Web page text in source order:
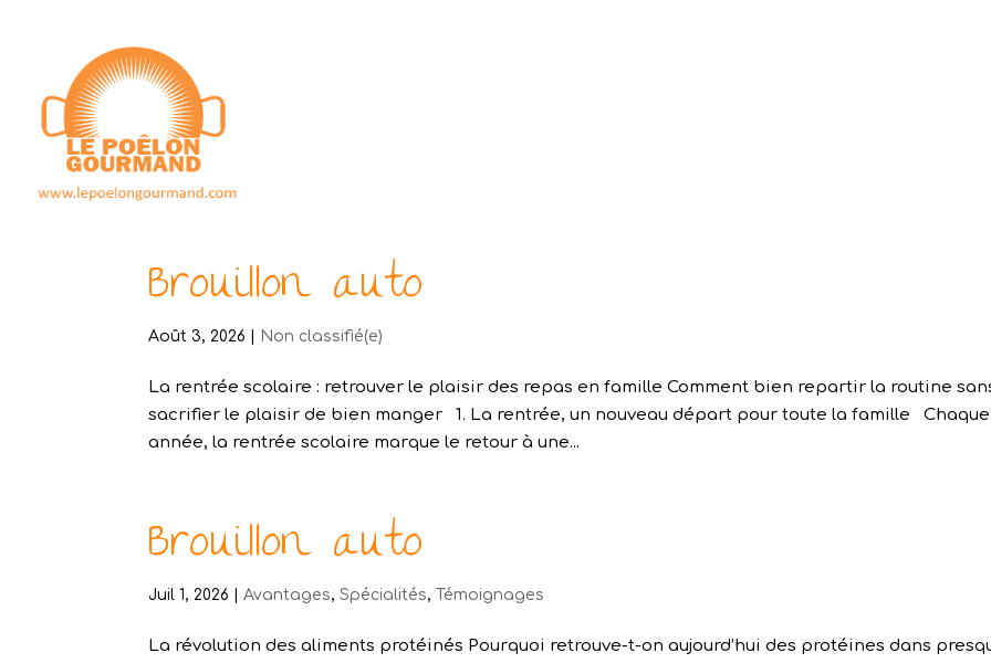
Brouillon auto
Août 3, 2026 Non classifié(e)
La rentrée scolaire : retrouver le plaisir des repas en famille Comment bien repartir la routine
sacrifier le plaisir de bien manger 1. La rentrée, un nouveau départ pour toute la famille Chaque
année, la rentrée scolaire marque le retour à une...
Brouillon auto
Juil 1, 2026 |Avantages,Spécialités, Témoignages
La révolution des aliments protéinés Pourquoi retrouve-t-on aujourd’hui des protéines dans